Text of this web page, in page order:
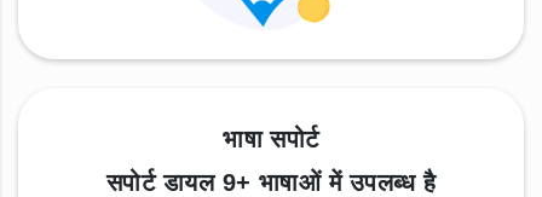
भाषा सपोर्ट
सपोर्ट डायल 9+ भाषाओं में उपलब्ध है